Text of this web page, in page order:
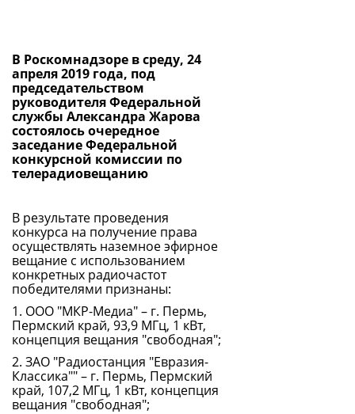
В Роскомнадзоре в среду, 24
апреля 2019 года, под
председательством
руководителя Федеральной
службы Александра Жарова
состоялось очередное
заседание Федеральной
конкурсной комиссии по
телерадиовещанию
В результате проведения
конкурса на получение права
осуществлять наземное эфирное
вещание с использованием
конкретных радиочастот
победителями признаны:
1. ООО "МКР-Медиа" – г. Пермь,
Пермский край, 93,9 МГц, 1 кВт,
концепция вещания "свободная";
2. ЗАО "Радиостанция "Евразия-
Классика"" – г. Пермь, Пермский
край, 107,2 МГц, 1 кВт, концепция
вещания "свободная";